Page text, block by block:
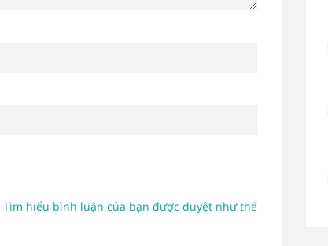
Tìm hiểu bình luận của bạn được duyệt như thế